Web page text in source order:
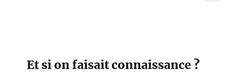
Et si on faisait connaissance ?